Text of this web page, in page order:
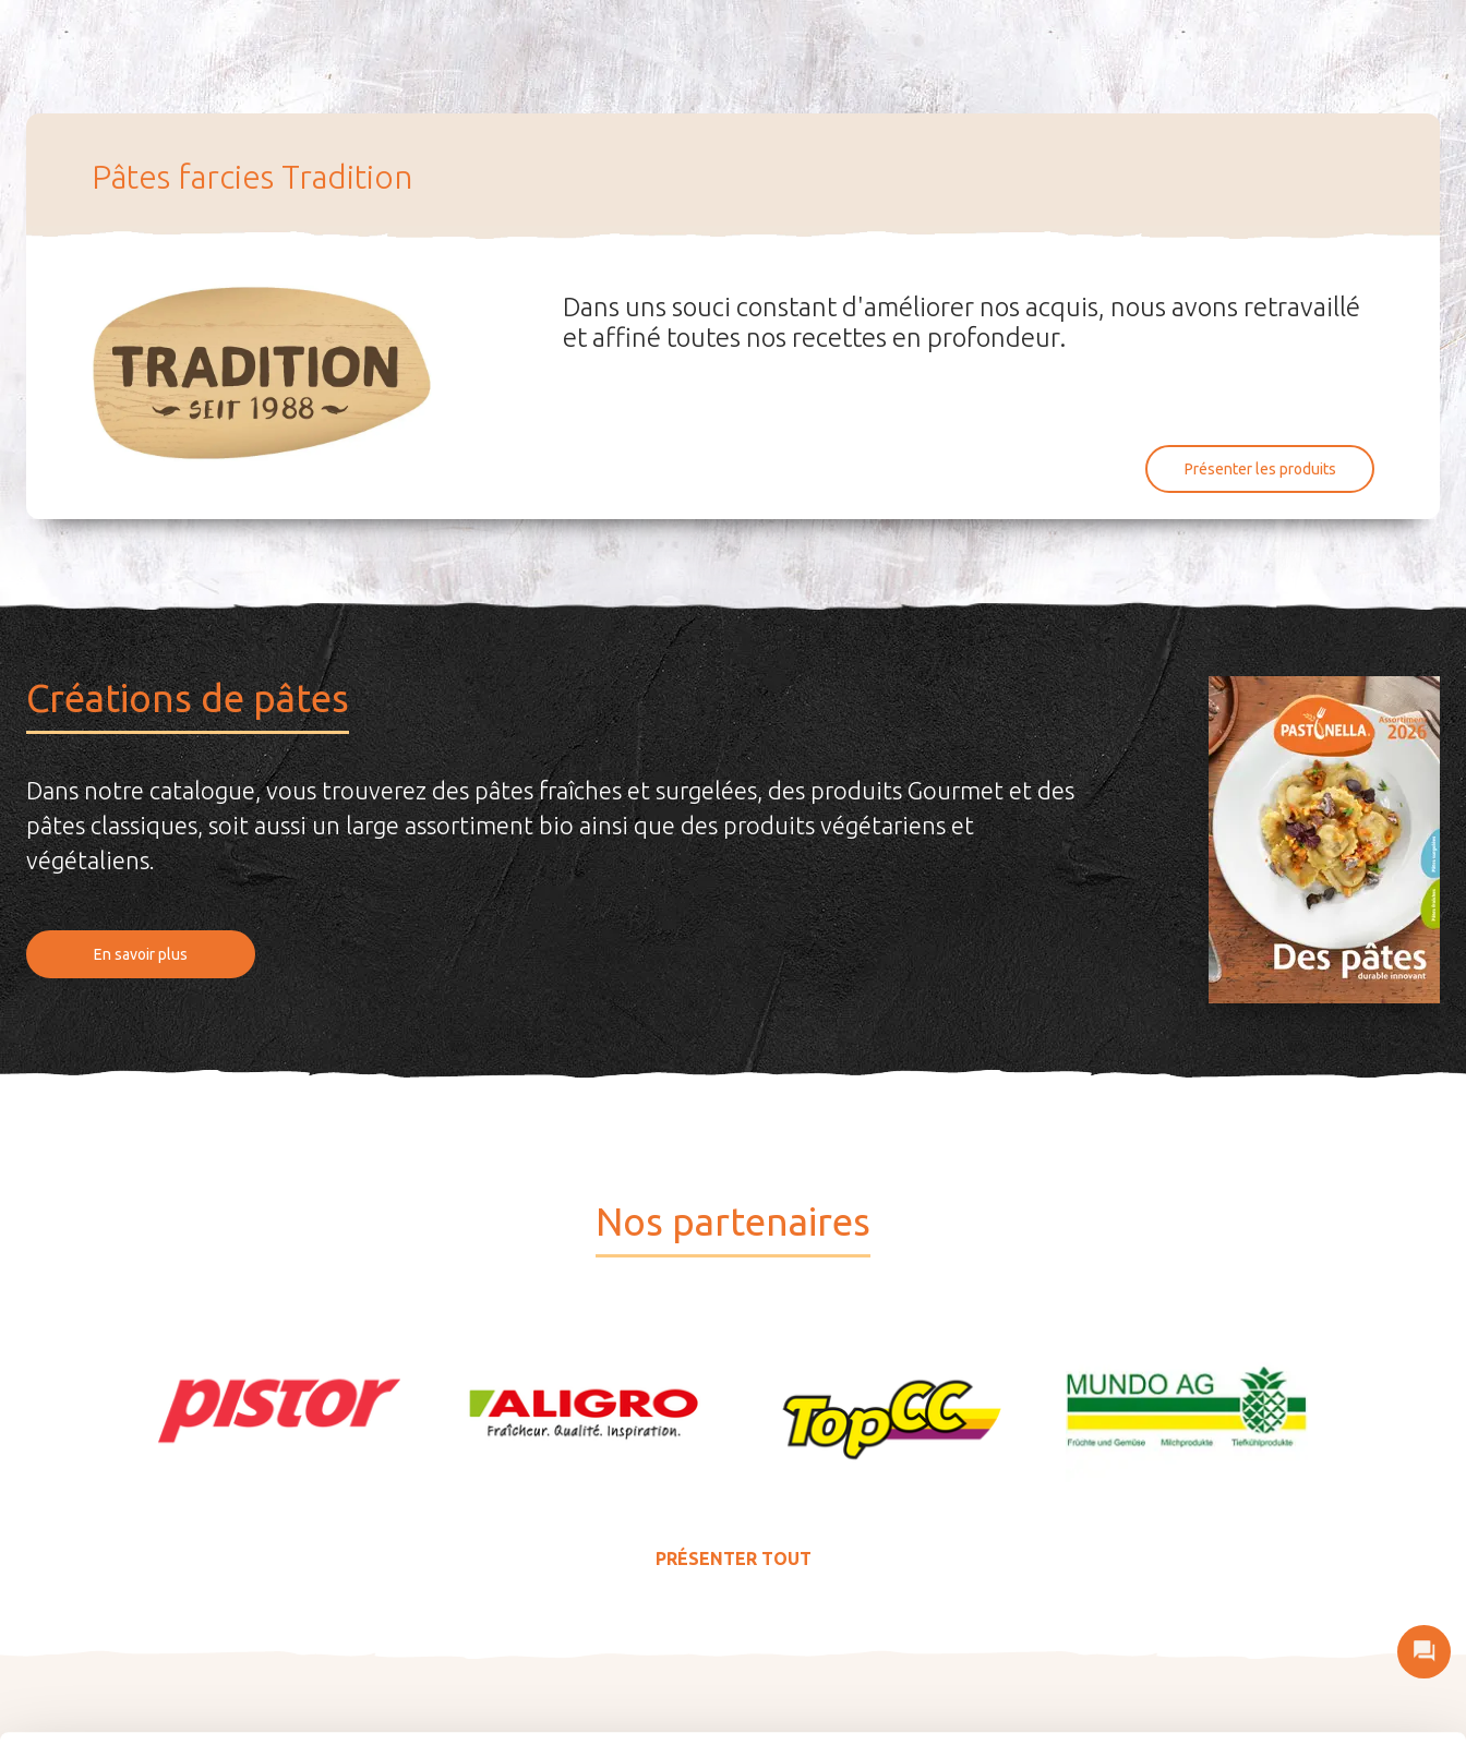
Pâtes far­cies Tra­di­tion
Dans uns souci constant d'améliorer nos acquis, nous avons retravaillé
et affiné toutes nos recettes en profondeur.
Présenter les produits
Créations de pâtes
Dans notre catalogue, vous trouverez des pâtes fraîches et surgelées, des produits Gourmet et des
pâtes classiques, soit aussi un large assortiment bio ainsi que des produits végétariens et
végétaliens.
En savoir plus
Nos partenaires
PRÉSENTER TOUT